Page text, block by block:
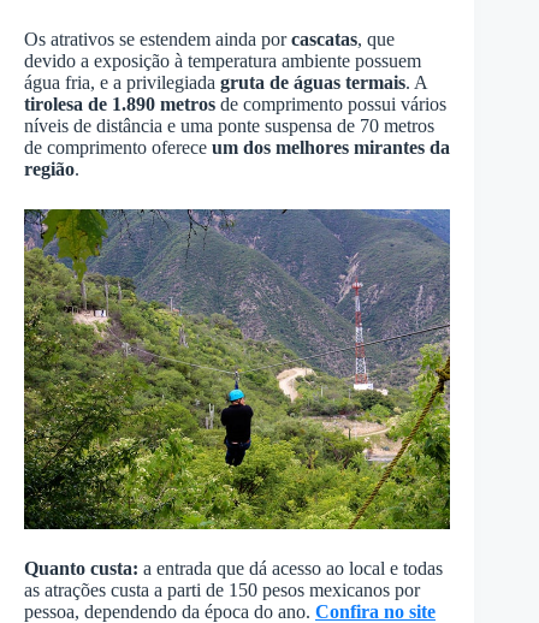
Os atrativos se estendem ainda porcascatas, que
devido a exposição à temperatura ambiente possuem
água fria, e a privilegiada gruta de águas termais. A
tirolesa de 1.890 metros de comprimento possui vários
níveis de distância e uma ponte suspensa de 70 metros
de comprimento oferece um dos melhores mirantes da
região.
Quanto custa: a entrada que dá acesso ao local e todas
as atrações custa a parti de 150 pesos mexicanos por
pessoa, dependendo da época do ano. Confira no site